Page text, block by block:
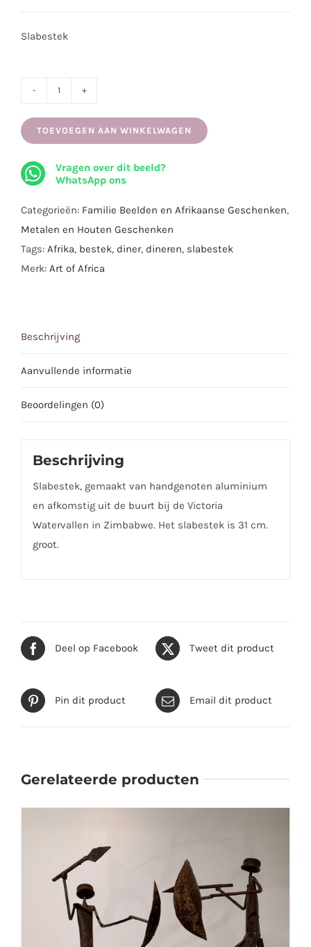
Slabestek
handgenoten
aluminium
TOEVOEGEN AAN WINKELWAGEN
Vragen over dit beeld?
WhatsApp ons
Categorieën: Familie Beelden en Afrikaanse Geschenken,
Metalen en Houten Geschenken
Tags: Afrika, bestek, diner, dineren, slabestek
Merk: Art of Africa
Beschrijving
Aanvullende informatie
Beoordelingen (0)
Beschrijving
Slabestek, gemaakt van handgenoten aluminium
en afkomstig uit de buurt bij de Victoria
Watervallen in Zimbabwe. Het slabestek is 31 cm.
groot.
Deel op Facebook Tweet dit product
Pin dit product Email dit product
Gerelateerde producten